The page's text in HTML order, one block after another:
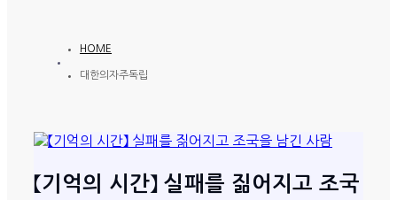
HOME
대한의자주독립
【기억의 시간】 실패를 짊어지고 조국